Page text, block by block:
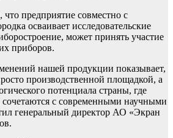
что предприятие совместно с
осваивает исследовательские
может принять участие
приборов.
нашей продукции показывает,
производственной площадкой, а
потенциала страны, где
с современными научными
генеральный директор АО «Экран